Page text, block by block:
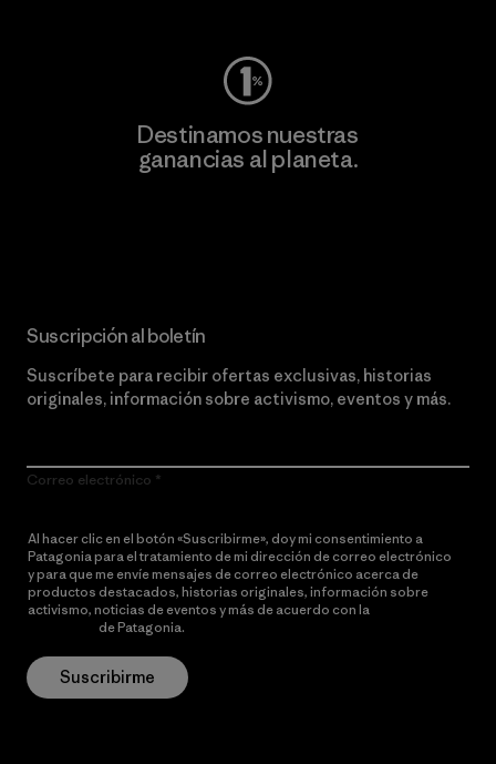
Destinamos nuestras
ganancias al planeta.
Suscripción al boletín
Suscríbete para recibir ofertas exclusivas, historias
originales, información sobre activismo, eventos y más.
Correo electrónico
Al hacer clic en el botón «Suscribirme», doy mi consentimiento a
Patagonia para el tratamiento de mi dirección de correo electrónico
y para que me envíe mensajes de correo electrónico acerca de
productos destacados, historias originales, información sobre
activismo, noticias de eventos y más de acuerdo con la
de Patagonia.
Suscribirme